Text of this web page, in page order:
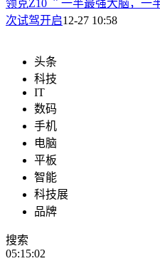
领克Z10 ＂一半最强大脑，一
次试驾开启12-27 10:58
头条
科技
IT
数码
手机
电脑
平板
智能
科技展
品牌
搜索
05:15:03